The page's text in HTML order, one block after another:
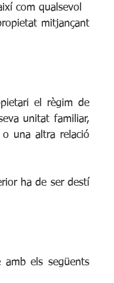
com qualsevol
mitjançant
el règim de
unitat familiar,
una altra relació
ha de ser destí
amb els següents